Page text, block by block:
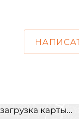
загрузка карты...